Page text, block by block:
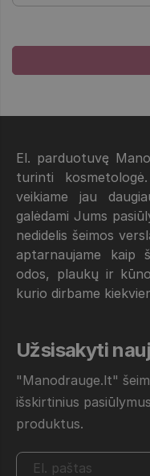
El. parduotuvę
turinti
veikiame jau
galėdami Jums
nedidelis šeimos
aptarnaujame kaip
odos, plaukų ir
kurio dirbame
Užsisakyti
"Manodrauge.lt"
išskirtinius
produktus.